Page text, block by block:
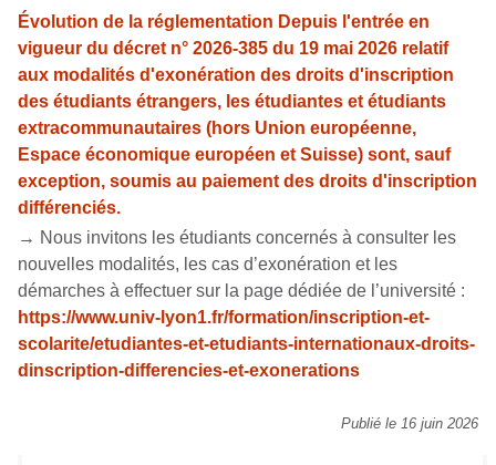
Évolution de la réglementation Depuis l'entrée en
vigueur du décret n° 2026-385 du 19 mai 2026 relatif
aux modalités d'exonération des droits d'inscription
des étudiants étrangers, les étudiantes et étudiants
extracommunautaires (hors Union européenne,
Espace économique européen et Suisse) sont, sauf
exception, soumis au paiement des droits d'inscription
différenciés.
→ Nous invitons les étudiants concernés à consulter les
nouvelles modalités, les cas d’exonération et les
démarches à effectuer sur la page dédiée de l’université :
https://www.univ-lyon1.fr/formation/inscription-et-
scolarite/etudiantes-et-etudiants-internationaux-droits-
dinscription-differencies-et-exonerations
Publié le 16 juin 2026